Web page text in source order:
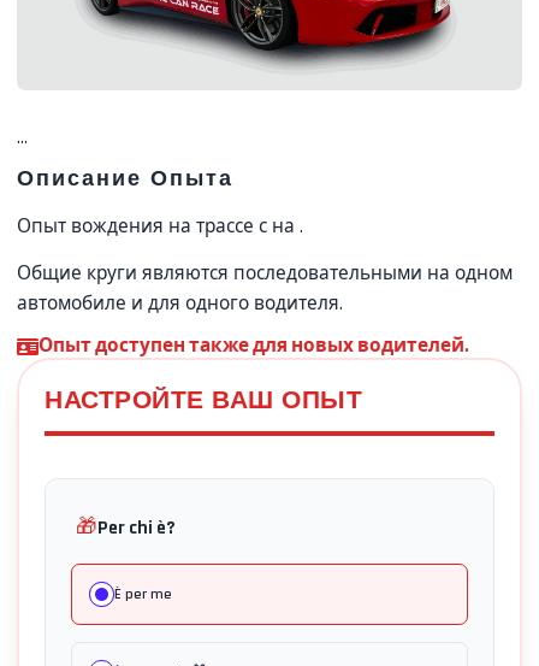
...
Описание Опыта
Опыт вождения на трассе с на .
Общие круги являются последовательными на одном
автомобиле и для одного водителя.
Опыт доступен также для новых водителей.
НАСТРОЙТЕ ВАШ ОПЫТ
🎁Per chi è?
È per me